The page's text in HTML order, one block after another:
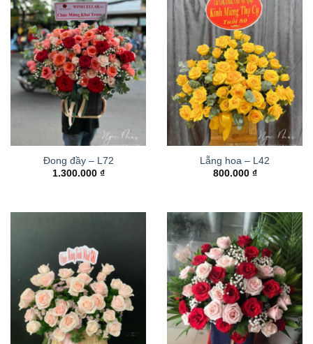
Đong đầy – L72
1.300.000 ₫
Lẵng hoa – L42
800.000 ₫